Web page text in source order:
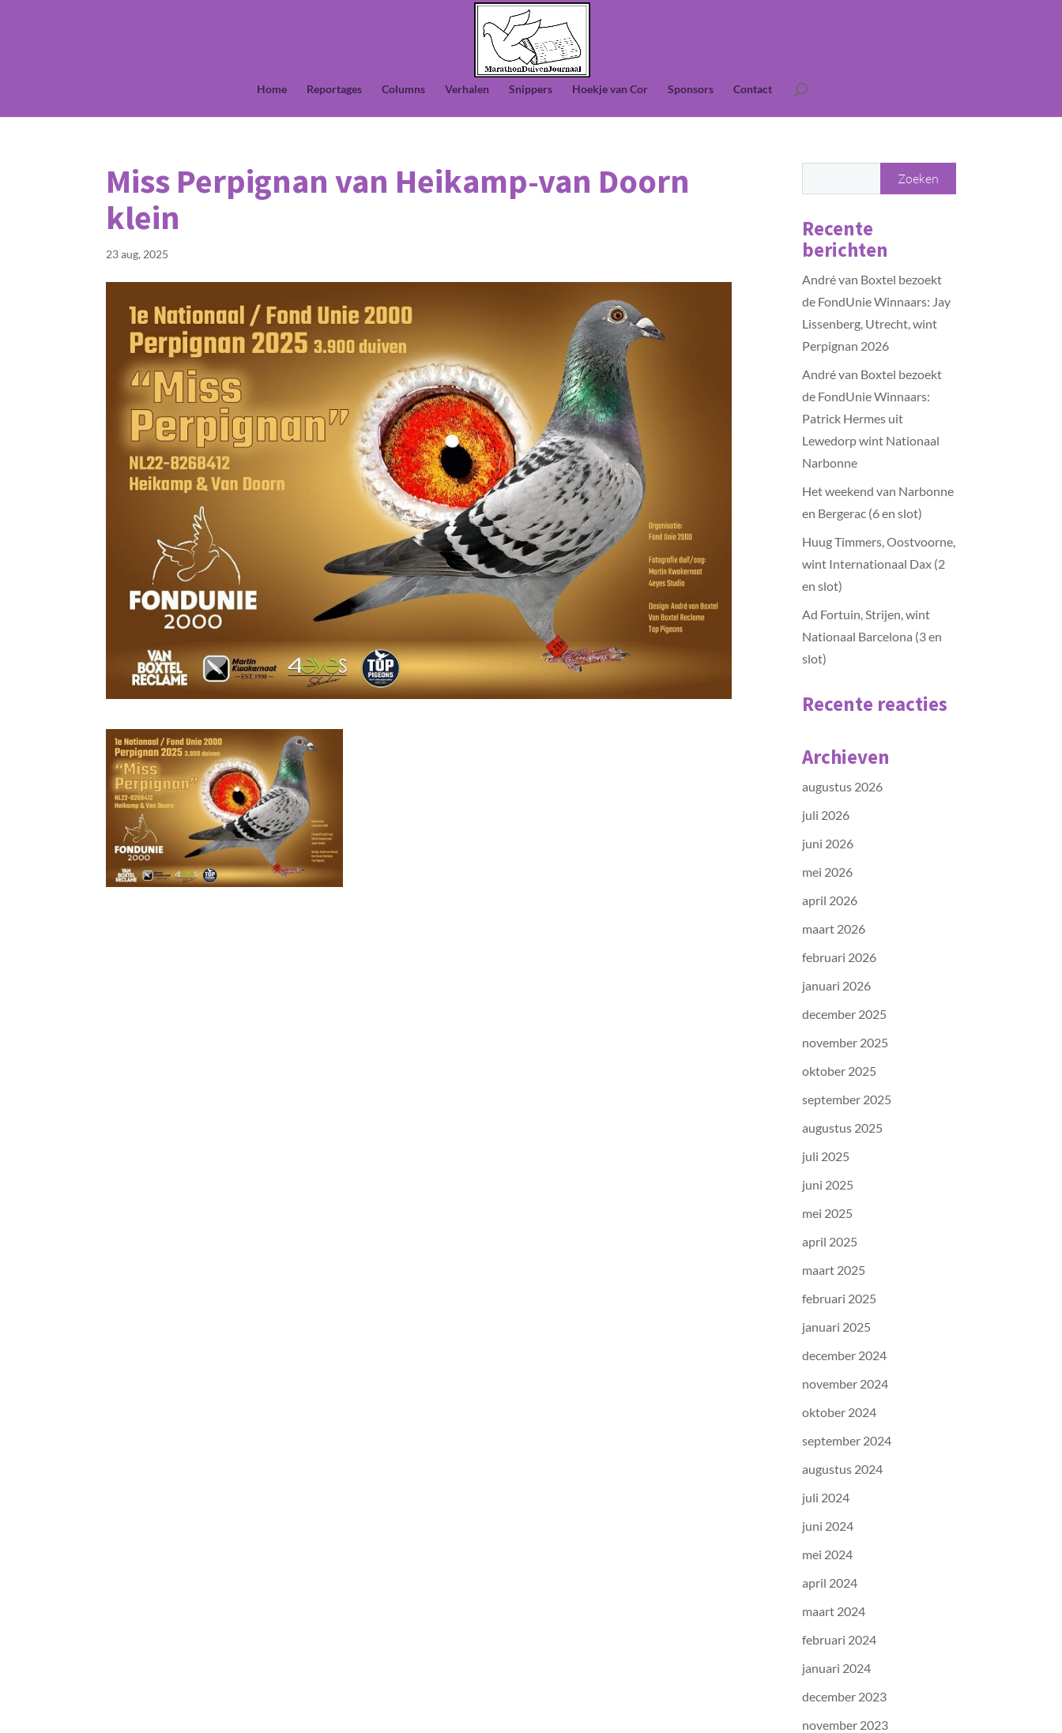
Home Reportages Columns Verhalen Snippers Hoekje van Cor Sponsors Contact
Miss Perpignan van Heikamp-van Doorn
klein
23 aug, 2025
Recente
berichten
André van Boxtel bezoekt
de FondUnie Winnaars: Jay
Lissenberg, Utrecht, wint
Perpignan 2026
André van Boxtel bezoekt
de FondUnie Winnaars:
Patrick Hermes uit
Lewedorp wint Nationaal
Narbonne
Het weekend van Narbonne
en Bergerac (6 en slot)
Huug Timmers, Oostvoorne,
wint Internationaal Dax (2
en slot)
Ad Fortuin, Strijen, wint
Nationaal Barcelona (3 en
slot)
Recente reacties
Archieven
augustus 2026
juli 2026
juni 2026
mei 2026
april 2026
maart 2026
februari 2026
januari 2026
december 2025
november 2025
oktober 2025
september 2025
augustus 2025
juli 2025
juni 2025
mei 2025
april 2025
maart 2025
februari 2025
januari 2025
december 2024
november 2024
oktober 2024
september 2024
augustus 2024
juli 2024
juni 2024
mei 2024
april 2024
maart 2024
februari 2024
januari 2024
december 2023
november 2023